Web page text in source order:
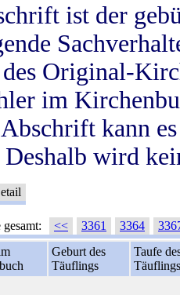
ist der
Original-
im
kann
Deshalb wird
<< 3361 3364
Geburt des
Täuflings
Taufe
Täuflings